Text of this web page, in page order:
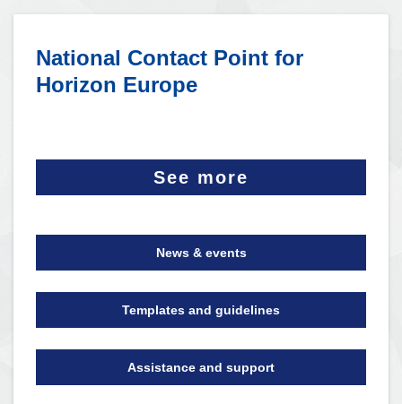
National Contact Point for
Horizon Europe
See more
News & events
Templates and guidelines
Assistance and support